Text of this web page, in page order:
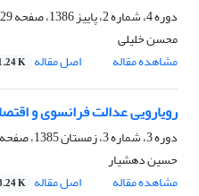
دوره 4، شماره 2، پاییز 1386، صفحه
154
محسن خلیلی
مشاهده مقاله
اصل مقاله K
رویارویی عدالت فرانسوی و
دوره 3، شماره 3، زمستان 1385، صفحه
حسین دهشیار
مشاهده مقاله
اصل مقاله K